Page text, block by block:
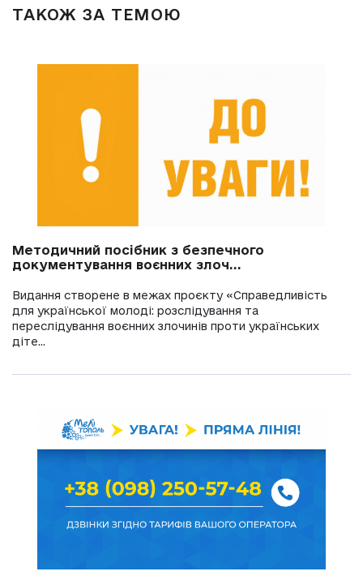
ТАКОЖ ЗА ТЕМОЮ
Методичний посібник з безпечного
документування воєнних злоч...
Видання створене в межах проєкту «Справедливість
для української молоді: розслідування та
переслідування воєнних злочинів проти українських
діте...